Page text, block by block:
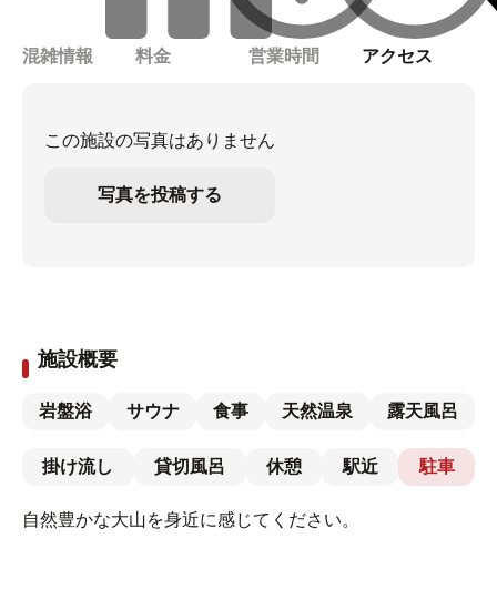
混雑情報 料金 営業時間 アクセス
この施設の写真はありません
写真を投稿する
施設概要
岩盤浴 サウナ 食事 天然温泉 露天風呂
掛け流し 貸切風呂 休憩 駅近 駐車
自然豊かな大山を身近に感じてください。